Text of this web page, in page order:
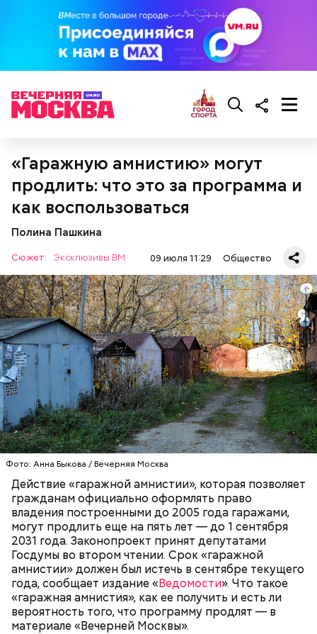
«Гаражную амнистию» могут
продлить: что это за программа и
как воспользоваться
Полина Пашкина
Сюжет: Эксклюзивы ВМ 09 июля 11:29 Общество
Фото: Анна Быкова / Вечерняя Москва
Действие «гаражной амнистии», которая позволяет
гражданам официально оформлять право
владения построенными до 2005 года гаражами,
могут продлить еще на пять лет — до 1 сентября
2031 года. Законопроект принят депутатами
Госдумы во втором чтении. Срок «гаражной
амнистии» должен был истечь в сентябре текущего
года, сообщает издание «Ведомости». Что такое
«гаражная амнистия», как ее получить и есть ли
вероятность того, что программу продлят — в
материале «Вечерней Москвы».
Все в противне заливается сливками. По вкусу
можно добавить соль и перец. Сверху блюдо
присыпают свежим базиликом и отправляют в
духовку на 15 минут.
Курица с кабачками по-тайски
— Есть опасность, что гнилостные процессы
распространились по всему плоду. Ей можно
отравиться.
Еще важно знать, откуда дыню привезли к нам,
подчеркнула диетолог. Самолетом их не
доставляют, поэтому пока она приедет, как и
любые фрукты и овощи, она может терять свои
Узбекистане. Этот сорт созревает в августе, —
сообщила Соломатина.